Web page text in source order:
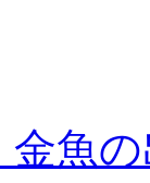
金魚